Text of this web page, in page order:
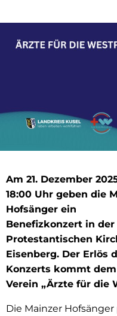
Am 21. Dezember
18:00 Uhr geben die
Hofsänger ein
Benefizkonzert in der
Protestantischen
Eisenberg. Der Erlös
Konzerts kommt dem
Verein „Ärzte für die
Die Mainzer